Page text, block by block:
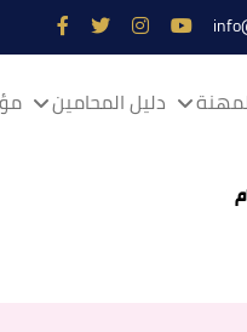
دليل المحامين